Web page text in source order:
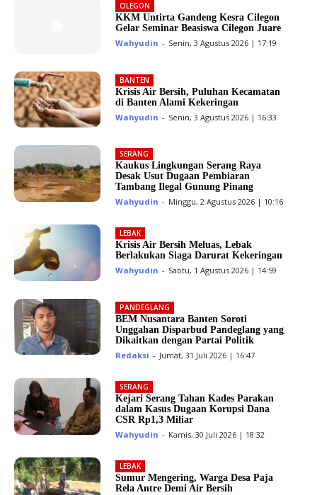
CILEGON
KKM Untirta Gandeng Kesra Cilegon
Gelar Seminar Beasiswa Cilegon Juare
Wahyudin - Senin, 3 Agustus 2026 | 17:19
BANTEN
Krisis Air Bersih, Puluhan Kecamatan
di Banten Alami Kekeringan
Wahyudin - Senin, 3 Agustus 2026 | 16:33
SERANG
Kaukus Lingkungan Serang Raya
Desak Usut Dugaan Pembiaran
Tambang Ilegal Gunung Pinang
Wahyudin - Minggu, 2 Agustus 2026 | 10:16
LEBAK
Krisis Air Bersih Meluas, Lebak
Berlakukan Siaga Darurat Kekeringan
Wahyudin - Sabtu, 1 Agustus 2026 | 14:59
PANDEGLANG
BEM Nusantara Banten Soroti
Unggahan Disparbud Pandeglang yang
Dikaitkan dengan Partai Politik
Redaksi - Jumat, 31 Juli 2026 | 16:47
SERANG
Kejari Serang Tahan Kades Parakan
dalam Kasus Dugaan Korupsi Dana
CSR Rp1,3 Miliar
Wahyudin - Kamis, 30 Juli 2026 | 18:32
LEBAK
Sumur Mengering, Warga Desa Paja
Rela Antre Demi Air Bersih